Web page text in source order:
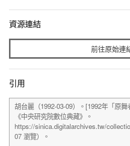
資源連結
前往原始連
引用